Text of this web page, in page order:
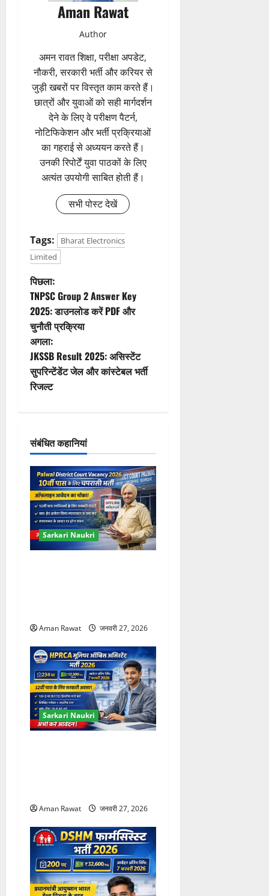
Aman Rawat
Author
अमन रावत शिक्षा, परीक्षा अपडेट,
नौकरी, सरकारी भर्ती और करियर से
जुड़ी खबरों पर विस्तृत काम करते हैं।
छात्रों और युवाओं को सही मार्गदर्शन
देने के लिए वे परीक्षण पैटर्न,
नोटिफिकेशन और भर्ती प्रक्रियाओं
का गहराई से अध्ययन करते हैं।
उनकी रिपोर्टें युवा पाठकों के लिए
अत्यंत उपयोगी साबित होती हैं।
सभी पोस्ट देखें
Tags:
Bharat Electronics
Limited
पो
स्ट
ने
वि
गे
न
पिछला:
TNPSC Group 2 Answer Key
2025: डाउनलोड करें PDF और
चुनौती प्रक्रिया
अगला:
JKSSB Result 2025: असिस्टेंट
सुपरिन्टेंडेंट जेल और कांस्टेबल भर्ती
रिजल्ट
संबंधित कहानियां
Sarkari Naukri
Aman Rawat जनवरी 27, 2026
Sarkari Naukri
Aman Rawat जनवरी 27, 2026